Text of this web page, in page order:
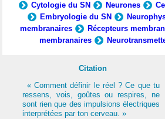
Cytologie du SN
Neurones
Embryologie du SN
membranaires
Récepteurs
membranaires
Citation
« Comment définir le réel ? Ce que tu
ressens, vois, goûtes ou respires, ne
sont rien que des impulsions électriques
interprétées par ton cerveau. »